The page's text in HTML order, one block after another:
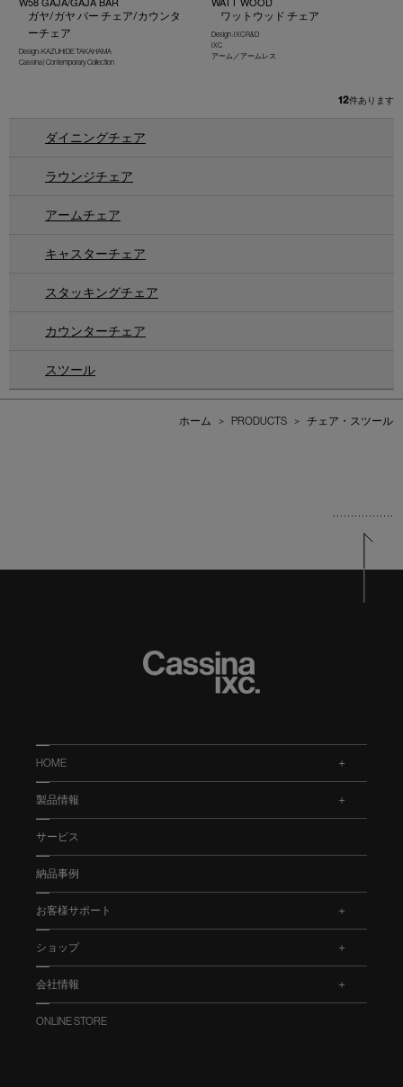
ガヤ/ガヤ バー チェア/カウンタ
ーチェア
Design : KAZUHIDE TAKAHAMA
Cassina | Contemporary Collection
ワットウッド チェア
Design : IXC R&D
IXC
アーム／アームレス
12件あります
ダイニングチェア
ラウンジチェア
アームチェア
キャスターチェア
スタッキングチェア
カウンターチェア
スツール
ホーム > PRODUCTS > チェア・スツール
HOME
製品情報
サービス
納品事例
お客様サポート
ショップ
会社情報
ONLINE STORE